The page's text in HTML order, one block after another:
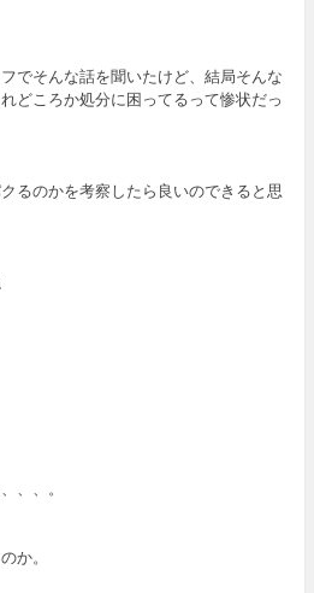
でそんな話を聞いたけど、結局そんな
どころか処分に困ってるって惨状だっ
るのかを考察したら良いのできると思
、、。
か。